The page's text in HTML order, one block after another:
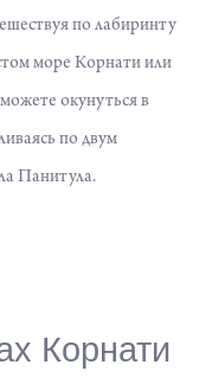
по лабиринту
море Корнати или
окунуться в
по двум
Панитула.
Корнати